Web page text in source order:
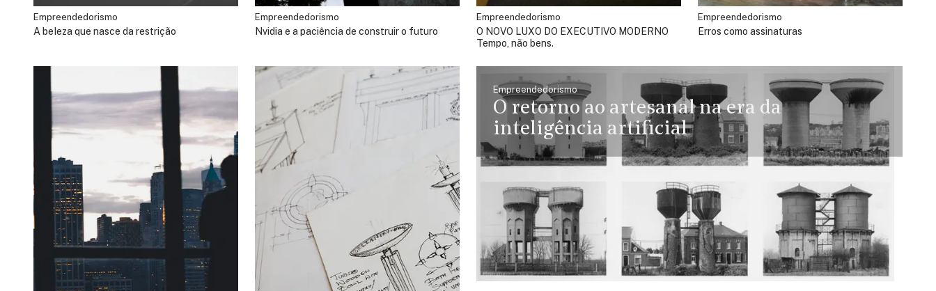
Empreendedorismo
A beleza que nasce da restrição
Empreendedorismo
Nvidia e a paciência de construir o futuro
Empreendedorismo
O NOVO LUXO DO EXECUTIVO MODERNO
Tempo, não bens.
Empreendedorismo
Erros como assinaturas
Empreendedorismo
O retorno ao artesanal na era da
inteligência artificial